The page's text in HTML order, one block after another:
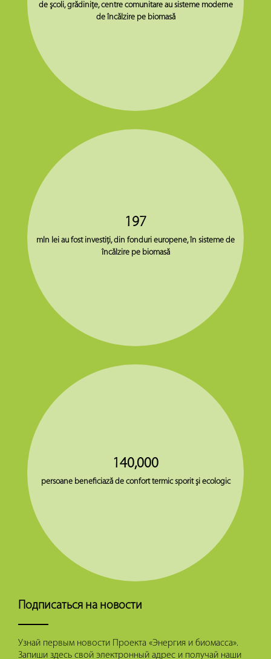
de şcoli, grădiniţe, centre comunitare au sisteme moderne
de încălzire pe biomasă
197
mln lei au fost investiţi, din fonduri europene, în sisteme de
încălzire pe biomasă
140,000
persoane beneficiază de confort termic sporit şi ecologic
Подписаться на новости
Узнай первым новости Проекта «Энергия и биомасса».
Запиши здесь свой электронный адрес и получай наши